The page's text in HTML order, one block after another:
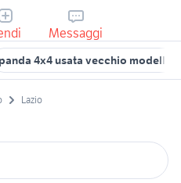
Messaggi
panda 4x4 usata vecchio modello
Lazio